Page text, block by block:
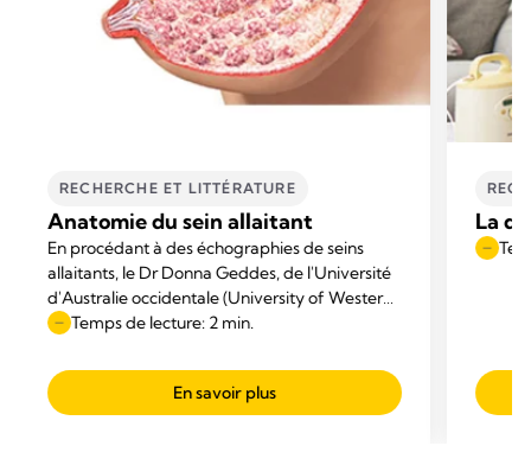
RECHERCHE ET LITTÉRATURE
Anatomie du sein allaitant
En procédant à des échographies de seins
allaitants, le Dr Donna Geddes, de l'Université
d'Australie occidentale (University of Western
Australia), s'est mise à remettre en cause les
représentés dans les manuels.
Temps de lecture: 2 min.
En savoir plus
La